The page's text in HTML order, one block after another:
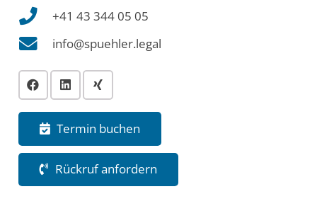
+41 43 344 05 05
info@spuehler.legal
Termin buchen
Rückruf anfordern